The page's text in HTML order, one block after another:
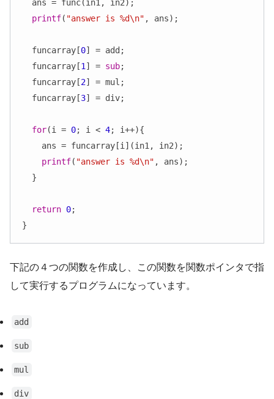
printf( "answer is %d\n" , ans);
  funcarray[
0] = add;
  funcarray[
1 ] = sub;
  funcarray[
2] = mul;
  funcarray[
3] = div;
for(i = 0; i < 4; i++){
printf( "answer is %d\n" , ans);
return 0;
下記の４つの関数を作成し、この関数を関数ポインタで指
して実行するプログラムになっています。
add
sub
mul
div